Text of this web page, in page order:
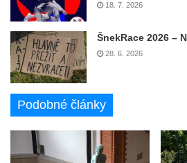
18. 7. 2026
ŠnekRace 2026 –
28. 6. 2026
Podobné články